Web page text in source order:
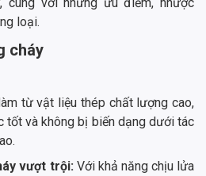
loại.
cháy
từ vật liệu thép chất lượng cao,
tốt và không bị biến dạng dưới tác
vượt trội: Với khả năng chịu lửa